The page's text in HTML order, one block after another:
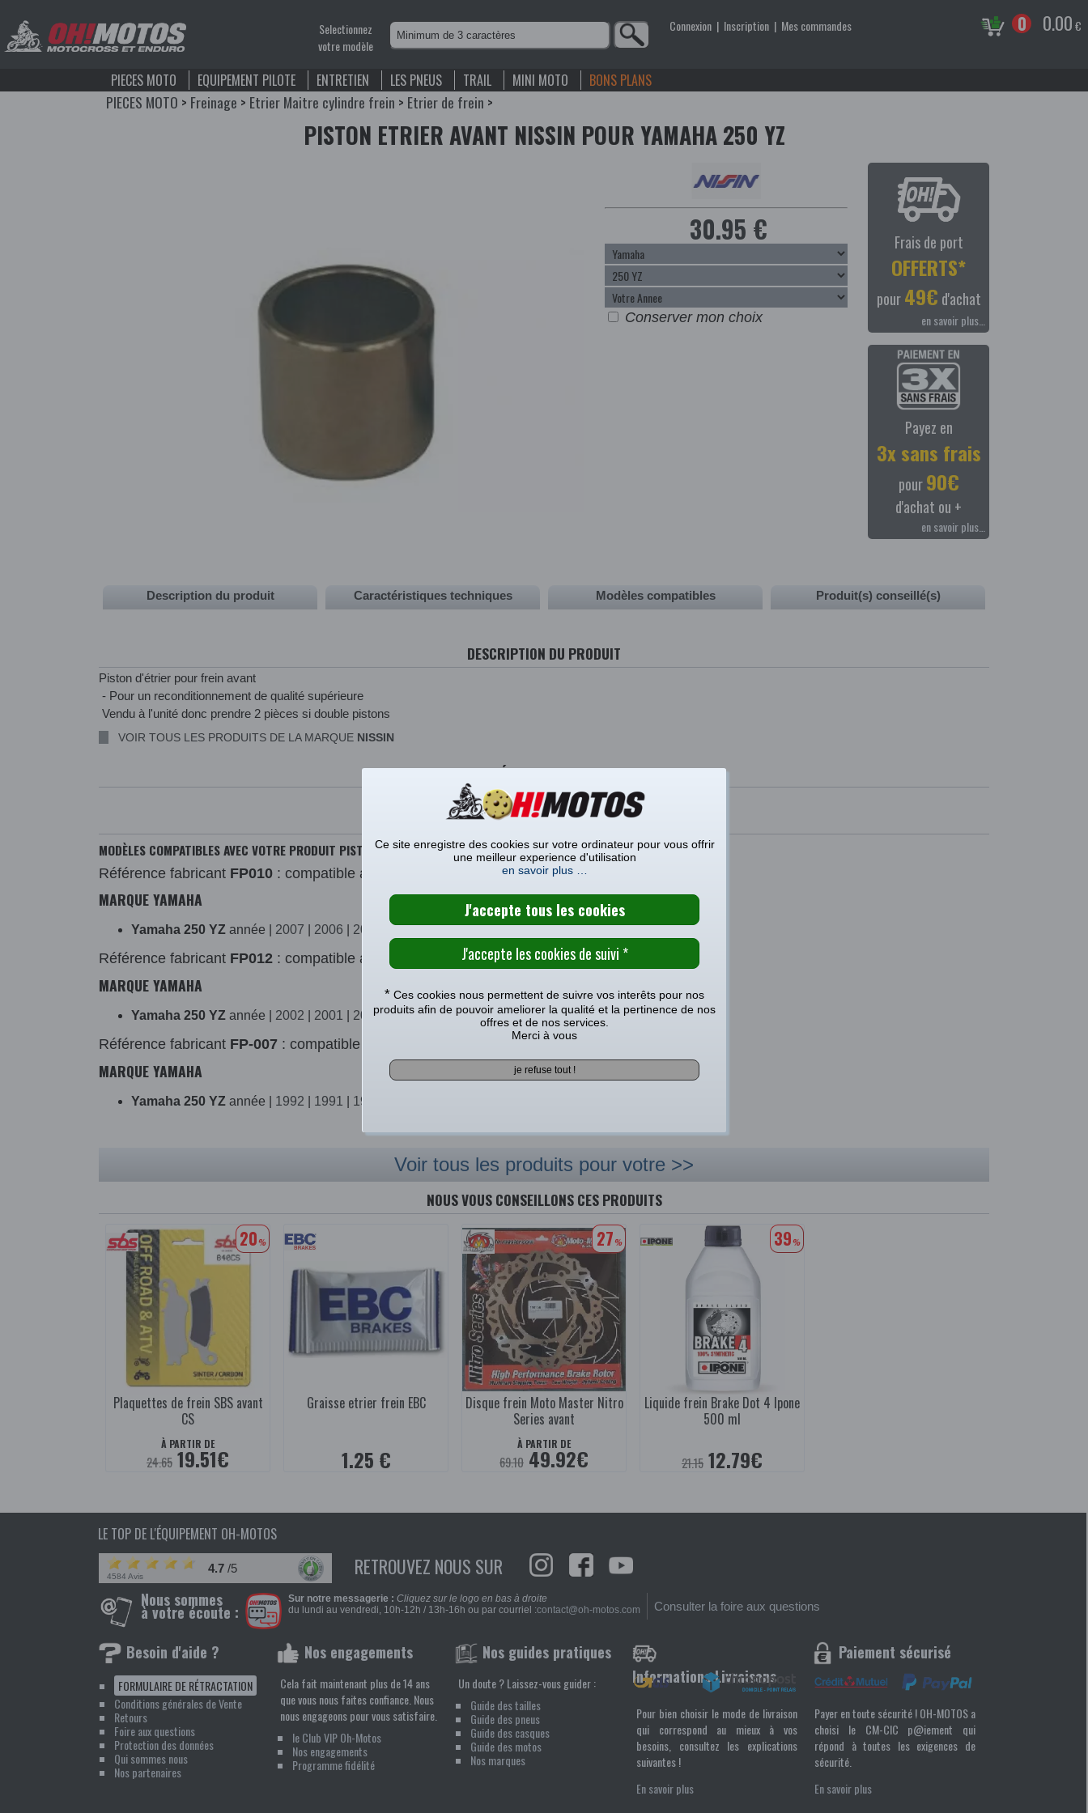
Selectionnez
votre modèle
Connexion| Inscription| Mes commandes 0 0.00€
PIECES MOTO EQUIPEMENT PILOTE ENTRETIEN LES PNEUS TRAIL MINI MOTO BONS PLANS
PIECES MOTO > Freinage > Etrier Maitre cylindre frein > Etrier de frein >
PISTON ETRIER AVANT NISSIN POUR YAMAHA 250 YZ
30.95 €
Conserver mon choix
Frais de port
OFFERTS*
pour49€ d'achat
en savoir plus…
Payez en
3x sans frais
pour90€
d'achat ou +
en savoir plus…
Description du produit Caractéristiques techniques Modèles compatibles Produit(s) conseillé(s)
DESCRIPTION DU PRODUIT
Piston d'étrier pour frein avant
- Pour un reconditionnement de qualité supérieure
Vendu à l'unité donc prendre 2 pièces si double pistons
VOIR TOUS LES PRODUITS DE LA MARQUE NISSIN
CARACTÉRISTIQUES TECHNIQUE
MODÈLES COMPATIBLES
MODÈLES COMPATIBLES AVEC VOTRE PRODUIT PISTON ETRIER AVANT NISSIN YAMAHA 250 YZ
Référence fabricant FP010 : compatible avec le(s) modèle(s)
MARQUE YAMAHA
Yamaha 250 YZ année | 2007 2006 2005 2004|2003|
Référence fabricant FP012 : compatible avec le(s) modèle(s)
MARQUE YAMAHA
Yamaha 250 YZ année | 2002 2001 2000|1999|1998|1997|1996| 1995|1994|1993|
Référence fabricant FP-007 : compatible avec le(s) modèle(s)
MARQUE YAMAHA
Yamaha 250 YZ année | 1992 1991 1990
Voir tous les produits pour votre >>
NOUS VOUS CONSEILLONS CES PRODUITS
20 %
Plaquettes de frein SBS avant
CS
À PARTIR DE
24.65 19.51€
Graisse etrier frein EBC
1.25 €
27 %
Disque frein Moto Master Nitro
Series avant
À PARTIR DE
69.10 49.92€
39 %
Liquide frein Brake Dot 4 Ipone
500 ml
21.15 12.79€
LE TOP DE L'ÉQUIPEMENT OH-MOTOS
4584 Avis
4.7 /5 RETROUVEZ NOUS SUR
Nous sommes
à votre écoute :
Sur notre messagerie : Cliquez sur le logo en bas à droite
du lundi au vendredi, 10h-12h / 13h-16h ou par courriel :contact@oh-motos.com Consulter la foire aux questions
Besoin d'aide ?
FORMULAIRE DE RÉTRACTATION
Conditions générales de Vente
Retours
Foire aux questions
Protection des données
Qui sommes nous
Nos partenaires
Nos engagements
Cela fait maintenant plus de 14 ans
que vous nous faites confiance. Nous
nous engageons pour vous satisfaire.
le Club VIP Oh-Motos
Nos engagements
Programme fidélité
Nos guides pratiques
Un doute ? Laissez-vous guider :
Guide des tailles
Guide des pneus
Guide des casques
Guide des motos
Nos marques
Informations Livraisons
Pour bien choisir le mode de livraison
qui correspond au mieux à vos
besoins, consultez les explications
suivantes !
En savoir plus
Paiement sécurisé
Payer en toute sécurité ! OH-MOTOS a
choisi le CM-CIC p@iement qui
répond à toutes les exigences de
sécurité.
En savoir plus
Ce site enregistre des cookies sur votre ordinateur pour vous offrir
une meilleur experience d'utilisation
en savoir plus …
* Ces cookies nous permettent de suivre vos interêts pour nos
produits afin de pouvoir ameliorer la qualité et la pertinence de nos
offres et de nos services.
Merci à vous